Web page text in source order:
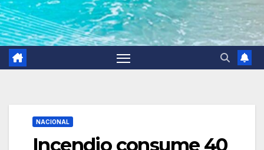
NACIONAL
Incendio consume 40